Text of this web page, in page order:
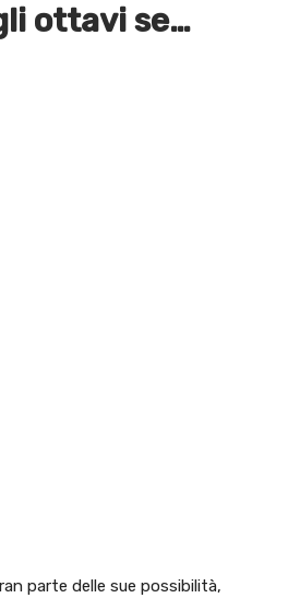
ottavi se…
parte delle sue possibilità,